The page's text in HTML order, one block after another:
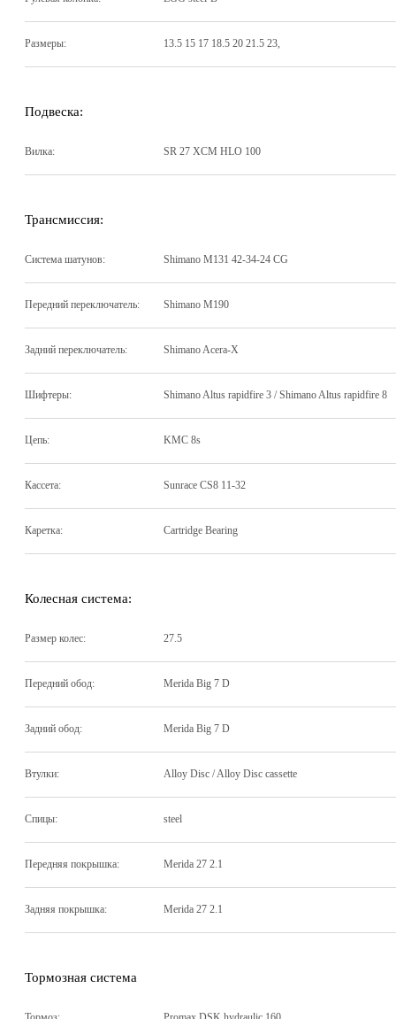
Размеры: 13.5 15 17 18.5 20 21.5 23,
Подвеска:
Вилка: SR 27 XCM HLO 100
Трансмиссия:
Система шатунов: Shimano M131 42-34-24 CG
Передний переключатель: Shimano M190
Задний переключатель: Shimano Acera-X
Шифтеры: Shimano Altus rapidfire 3 / Shimano Altus rapidfire 8
Цепь: KMC 8s
Кассета: Sunrace CS8 11-32
Каретка: Cartridge Bearing
Колесная система:
Размер колес: 27.5
Передний обод: Merida Big 7 D
Задний обод: Merida Big 7 D
Втулки: Alloy Disc / Alloy Disc cassette
Спицы: steel
Передняя покрышка: Merida 27 2.1
Задняя покрышка: Merida 27 2.1
Тормозная система